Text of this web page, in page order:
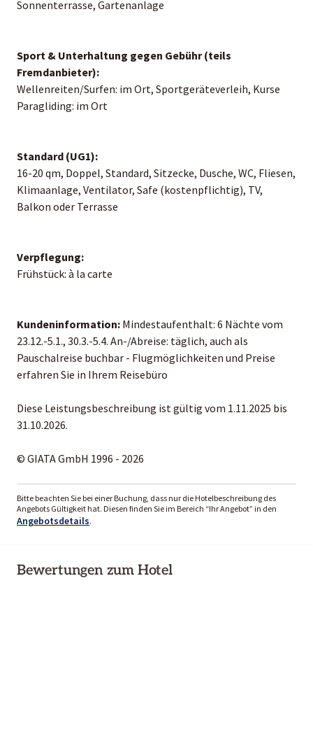
Sonnenterrasse, Gartenanlage
Sport & Unterhaltung gegen Gebühr (teils
Fremdanbieter):
Wellenreiten/Surfen: im Ort, Sportgeräteverleih, Kurse
Paragliding: im Ort
Standard (UG1):
16-20 qm, Doppel, Standard, Sitzecke, Dusche, WC, Fliesen,
Klimaanlage, Ventilator, Safe (kostenpflichtig), TV,
Balkon oder Terrasse
Verpflegung:
Frühstück: à la carte
Kundeninformation: Mindestaufenthalt: 6 Nächte vom
23.12.-5.1., 30.3.-5.4. An-/Abreise: täglich, auch als
Pauschalreise buchbar - Flugmöglichkeiten und Preise
erfahren Sie in Ihrem Reisebüro
Diese Leistungsbeschreibung ist gültig vom 1.11.2025 bis
31.10.2026.
© GIATA GmbH 1996 - 2026
Bitte beachten Sie bei einer Buchung, dass nur die Hotelbeschreibung des
Angebots Gültigkeit hat. Diesen finden Sie im Bereich “Ihr Angebot” in den
Angebotsdetails.
Bewertungen zum Hotel